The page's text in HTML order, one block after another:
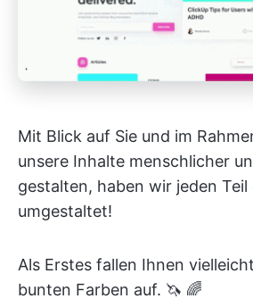
Mit Blick auf Sie und im
unsere Inhalte menschlicher
gestalten, haben wir jeden
umgestaltet!
Als Erstes fallen Ihnen
bunten Farben auf. 🦄 🌈